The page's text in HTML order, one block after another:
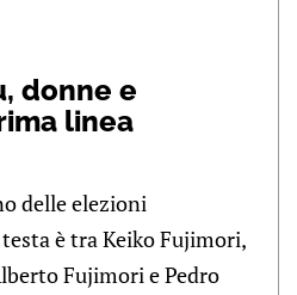
donne e
linea
delle elezioni
è tra Keiko Fujimori,
Fujimori e Pedro